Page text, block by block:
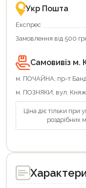
зручно
та
державною
підтримкою!
Укр Пошта
Експрес
Замовлення від 500
Самовивіз м.
м. ПОЧАЙНА, пр-т
м. ПОЗНЯКИ, вул.
Ціна діє тільки при
роздрібних